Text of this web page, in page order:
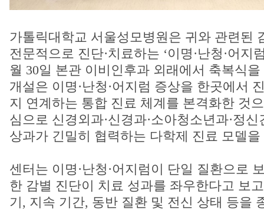
가톨릭대학교 서울성모병원은 귀와 관련된
전문적으로 진단·치료하는 ‘이명·난청·어지
월 30일 본관 이비인후과 외래에서 축복식
개설은 이명·난청·어지럼 증상을 한곳에서
지 연계하는 통합 진료 체계를 본격화한 것
심으로 신경외과·신경과·소아청소년과·정
상과가 긴밀히 협력하는 다학제 진료 모델
센터는 이명·난청·어지럼이 단일 질환으로
한 감별 진단이 치료 성과를 좌우한다고 보
기, 지속 기간, 동반 질환 및 전신 상태 등을